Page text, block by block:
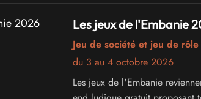
Les jeux de l'Embanie
Jeu de société et jeu de rôle
du 3 au 4 octobre 2026
Les jeux de l'Embanie